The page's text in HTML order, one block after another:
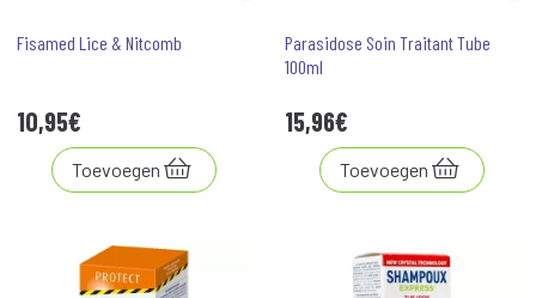
Fisamed Lice & Nitcomb
10,95€
Toevoegen
Parasidose Soin Traitant Tube
100ml
15,96€
Toevoegen